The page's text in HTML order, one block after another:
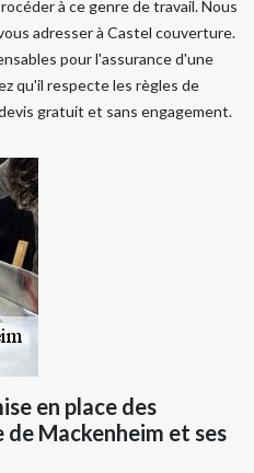
à ce genre de travail. Nous
adresser à Castel couverture.
pour l'assurance d'une
qu'il respecte les règles de
gratuit et sans engagement.
en place des
Mackenheim et ses